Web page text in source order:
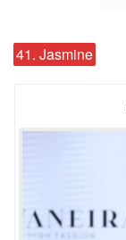
41. Jasmine